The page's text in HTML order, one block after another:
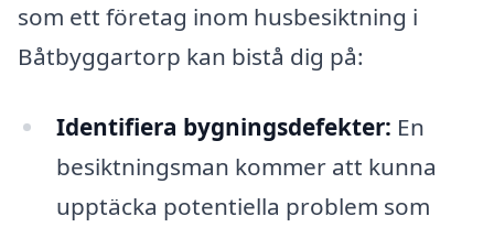
som ett företag inom husbesiktning i
Båtbyggartorp kan bistå dig på:
Identifiera bygningsdefekter: En
besiktningsman kommer att kunna
upptäcka potentiella problem som